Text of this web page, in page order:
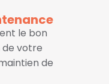
le bon
votre
de